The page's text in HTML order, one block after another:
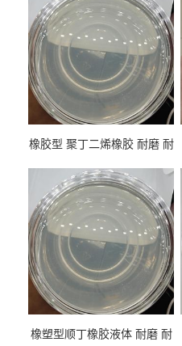
橡胶型 聚丁二烯橡胶 耐磨 耐
性
橡塑型顺丁橡胶液体 耐磨 耐